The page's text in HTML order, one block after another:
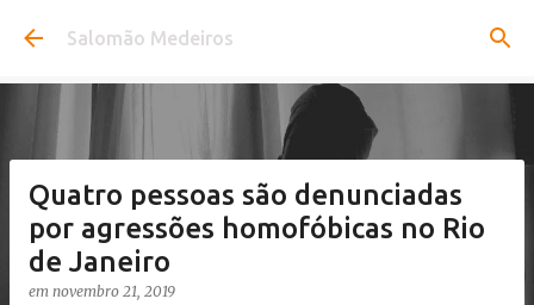
Pular para o conteúdo principal
Salomão Medeiros
Quatro pessoas são denunciadas
por agressões homofóbicas no Rio
de Janeiro
em novembro 21, 2019